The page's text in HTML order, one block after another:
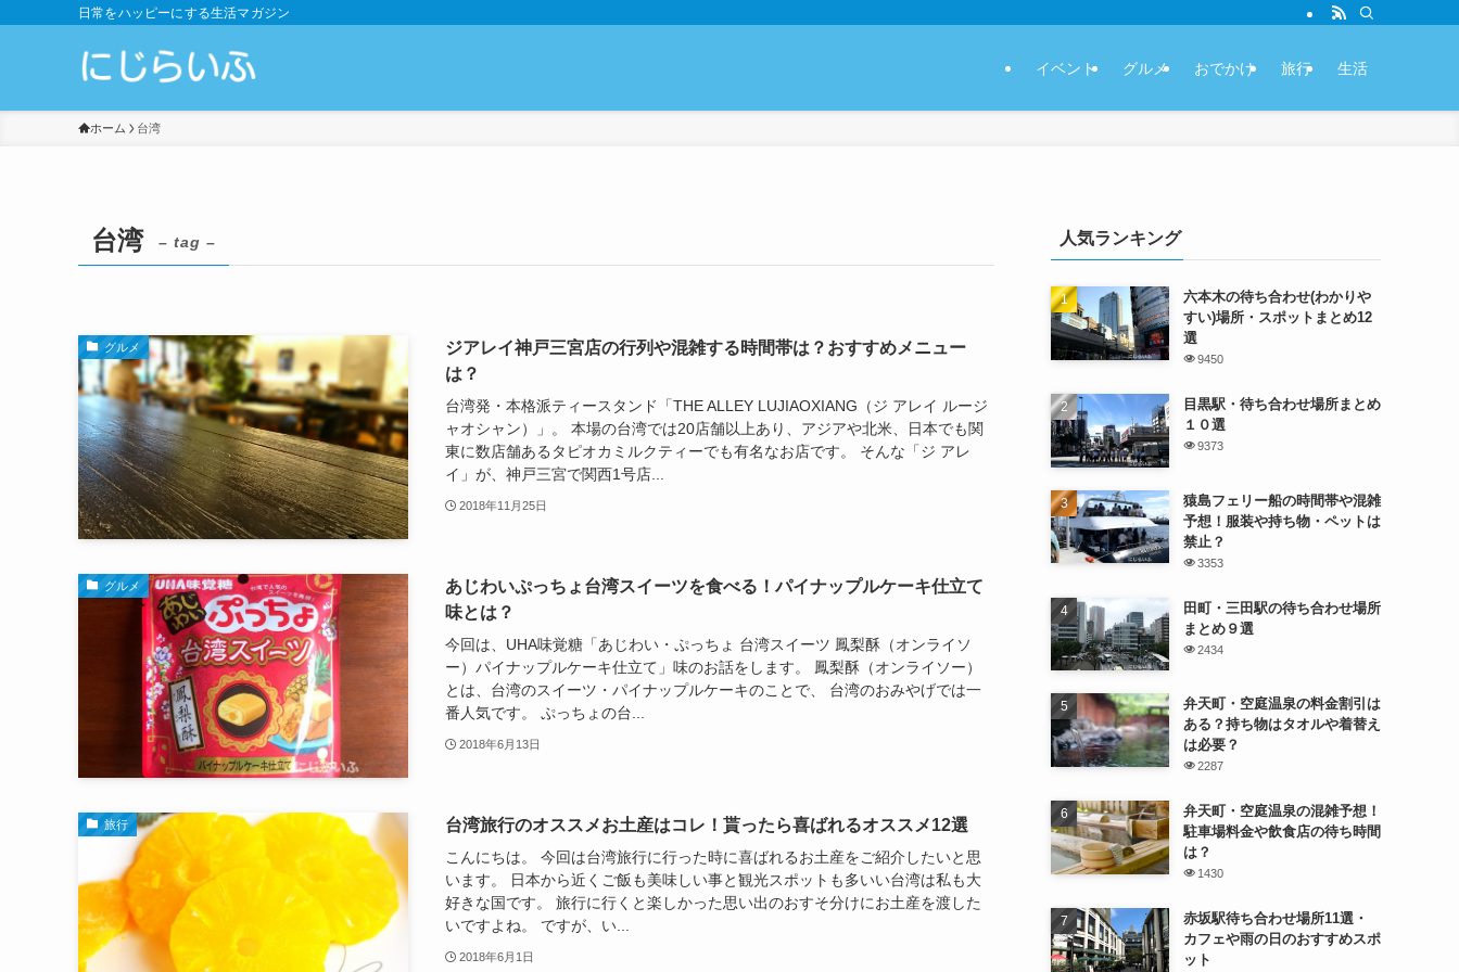
日常をハッピーにする生活マガジン
イベント グルメ おでかけ 旅行 生活
ホーム 台湾
台湾 – tag –
グルメ
ジアレイ神戸三宮店の行列や混雑する時間帯は？おすすめメニュー
は？
台湾発・本格派ティースタンド「THE ALLEY LUJIAOXIANG（ジ アレイ ルージ
ャオシャン）」。 本場の台湾では20店舗以上あり、アジアや北米、日本でも関
東に数店舗あるタピオカミルクティーでも有名なお店です。 そんな「ジ アレ
イ」が、神戸三宮で関西1号店...
2018年11月25日
グルメ
あじわいぷっちょ台湾スイーツを食べる！パイナップルケーキ仕立て
味とは？
今回は、UHA味覚糖「あじわい・ぷっちょ 台湾スイーツ 鳳梨酥（オンライソ
ー）パイナップルケーキ仕立て」味のお話をします。 鳳梨酥（オンライソー）
とは、台湾のスイーツ・パイナップルケーキのことで、 台湾のおみやげでは一
番人気です。 ぷっちょの台...
2018年6月13日
旅行 台湾旅行のオススメお土産はコレ！貰ったら喜ばれるオススメ12選
こんにちは。 今回は台湾旅行に行った時に喜ばれるお土産をご紹介したいと思
います。 日本から近くご飯も美味しい事と観光スポットも多いい台湾は私も大
好きな国です。 旅行に行くと楽しかった思い出のおすそ分けにお土産を渡した
いですよね。 ですが、い...
2018年6月1日
人気ランキング
六本木の待ち合わせ(わかりや
すい)場所・スポットまとめ12
選
9450
目黒駅・待ち合わせ場所まとめ
１０選
9373
猿島フェリー船の時間帯や混雑
予想！服装や持ち物・ペットは
禁止？
3353
田町・三田駅の待ち合わせ場所
まとめ９選
2434
弁天町・空庭温泉の料金割引は
ある？持ち物はタオルや着替え
は必要？
2287
弁天町・空庭温泉の混雑予想！
駐車場料金や飲食店の待ち時間
は？
1430
赤坂駅待ち合わせ場所11選・
カフェや雨の日のおすすめスポ
ット